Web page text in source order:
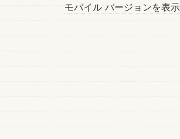
モバイル バージョンを表示